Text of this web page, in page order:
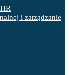
i zarządzanie